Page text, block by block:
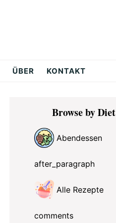
ÜBER KONTAKT
Primary
SidebarBrowse by Diet
Abendessen
after_paragraph
Alle Rezepte
comments